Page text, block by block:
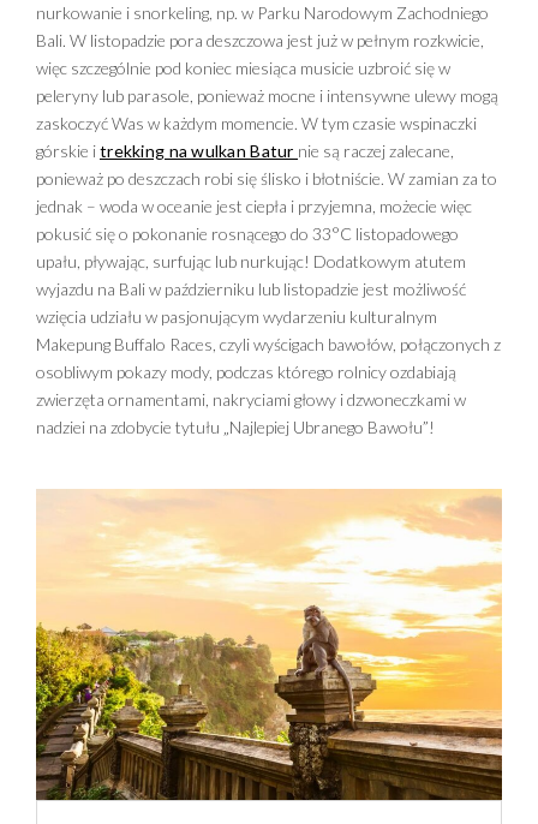
nurkowanie i snorkeling, np. w Parku Narodowym Zachodniego
Bali. W listopadzie pora deszczowa jest już w pełnym rozkwicie,
więc szczególnie pod koniec miesiąca musicie uzbroić się w
peleryny lub parasole, ponieważ mocne i intensywne ulewy mogą
zaskoczyć Was w każdym momencie. W tym czasie wspinaczki
górskie itrekking na wulkan Batur nie są raczej zalecane,
ponieważ po deszczach robi się ślisko i błotniście. W zamian za to
jednak – woda w oceanie jest ciepła i przyjemna, możecie więc
pokusić się o pokonanie rosnącego do 33°C listopadowego
upału, pływając, surfując lub nurkując! Dodatkowym atutem
wyjazdu na Bali w październiku lub listopadzie jest możliwość
wzięcia udziału w pasjonującym wydarzeniu kulturalnym
Makepung Buffalo Races, czyli wyścigach bawołów, połączonych z
osobliwym pokazy mody, podczas którego rolnicy ozdabiają
zwierzęta ornamentami, nakryciami głowy i dzwoneczkami w
nadziei na zdobycie tytułu „Najlepiej Ubranego Bawołu”!